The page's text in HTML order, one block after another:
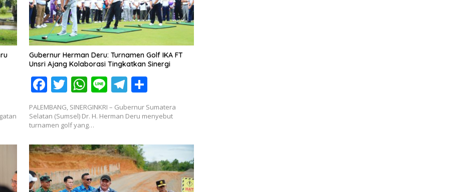
Gubernur Herman Deru: Turnamen Golf IKA FT
Unsri Ajang Kolaborasi Tingkatkan Sinergi
F
ac
e
b
o
o
k
T
w
itt
er
W
h
at
s
A
p
p
Li
n
e
T
el
e
a
m
S
h
ar
PALEMBANG, SINERGINKRI – Gubernur Sumatera
Selatan (Sumsel) Dr. H. Herman Deru menyebut
turnamen golf yang…